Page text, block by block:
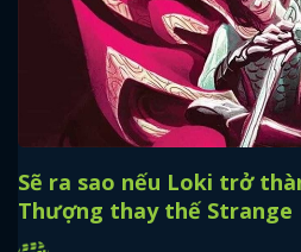
Sẽ ra sao nếu Loki trở
Thượng thay thế Strange